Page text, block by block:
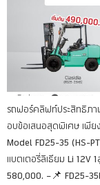
รถฟอร์คลิฟท์ประสิทธิภา
อบข้อเสนอสุดพิเศษ เพีย
Model FD25-35 (HS-
แบตเตอรี่ลิเธียม Li 12V
580,000. –📌 FD25-